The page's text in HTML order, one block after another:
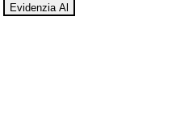
Evidenzia Al